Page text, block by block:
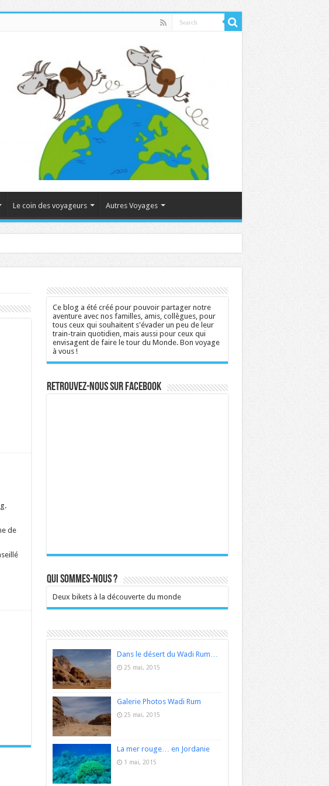
Le coin des voyageurs Autres Voyages
de
Ce blog a été créé pour pouvoir partager notre
aventure avec nos familles, amis, collègues, pour
tous ceux qui souhaitent s'évader un peu de leur
train-train quotidien, mais aussi pour ceux qui
envisagent de faire le tour du Monde. Bon voyage
à vous !
Retrouvez-nous sur Facebook
Qui sommes-nous ?
Deux bikets à la découverte du monde
Dans le désert du Wadi Rum…
25 mai, 2015
Galerie Photos Wadi Rum
25 mai, 2015
La mer rouge… en Jordanie
1 mai, 2015